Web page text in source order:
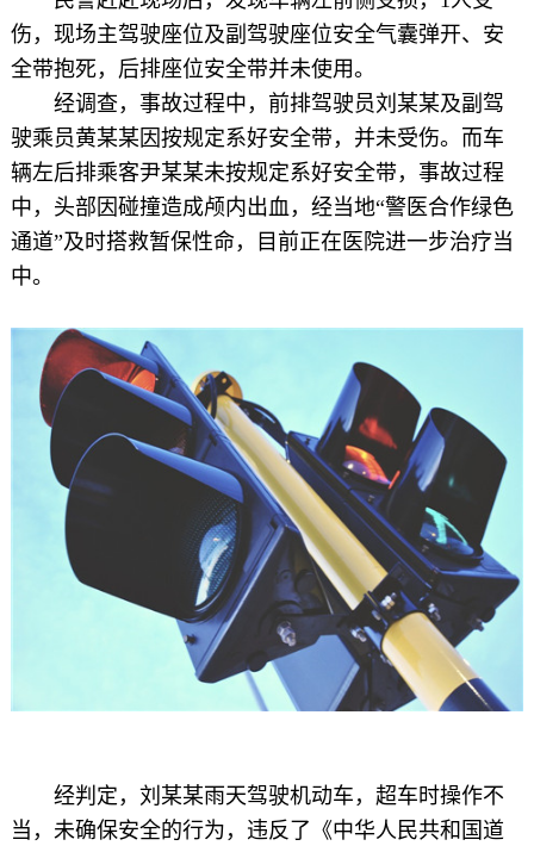
伤，现场主驾驶座位及副驾驶座位安全气囊弹开、安
全带抱死，后排座位安全带并未使用。
经调查，事故过程中，前排驾驶员刘某某及副驾
驶乘员黄某某因按规定系好安全带，并未受伤。而车
辆左后排乘客尹某某未按规定系好安全带，事故过程
中，头部因碰撞造成颅内出血，经当地“警医合作绿色
通道”及时搭救暂保性命，目前正在医院进一步治疗当
中。
经判定，刘某某雨天驾驶机动车，超车时操作不
当，未确保安全的行为，违反了《中华人民共和国道